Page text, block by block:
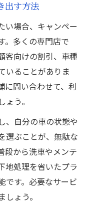
い店舗の特徴を
と比較方法
ンのお得な活用
め比較時のポイ
仕上げる方法と
ビスの賢い選び
ンペーン利用術
出す方法
い場合、キャンペー
。多くの専門店で
客向けの割引、車種
いることがありま
に問い合わせて、利
う。
、自分の車の状態や
選ぶことが、無駄な
段から洗車やメンテ
地処理を省いたプラ
です。必要なサービ
ょう。